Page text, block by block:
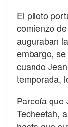
El piloto
comienzo
auguraban
embargo,
cuando
temporada,
Parecía que
Techeetah,